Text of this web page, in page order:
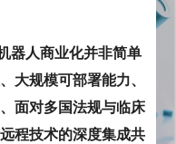
器人商业化并非简单
大规模可部署能力、
面对多国法规与临床
程技术的深度集成共